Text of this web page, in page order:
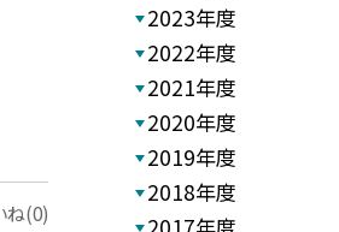
ね(0)
2023年度
2022年度
2021年度
2020年度
2019年度
2018年度